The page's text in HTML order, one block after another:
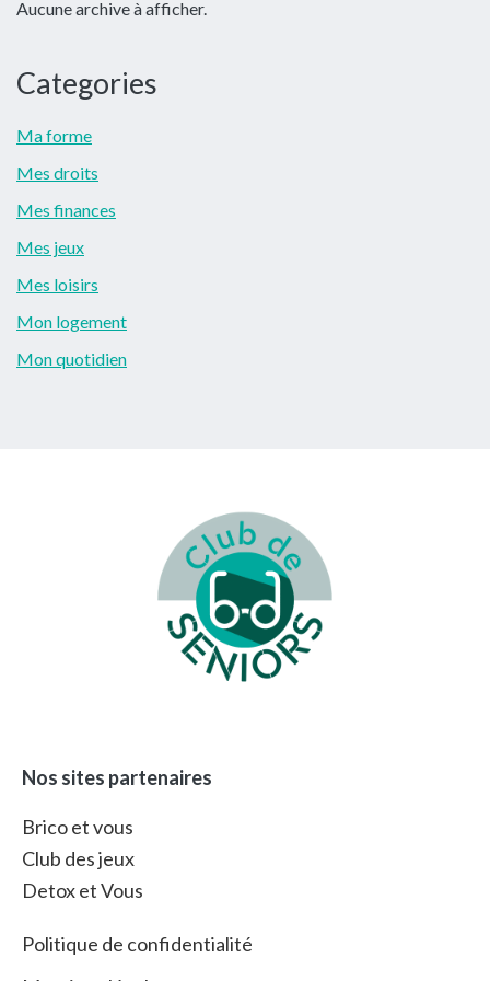
principale
Aucune archive à afficher.
Categories
Ma forme
Mes droits
Mes finances
Mes jeux
Mes loisirs
Mon logement
Mon quotidien
Nos sites partenaires
Brico et vous
Club des jeux
Detox et Vous
Politique de confidentialité